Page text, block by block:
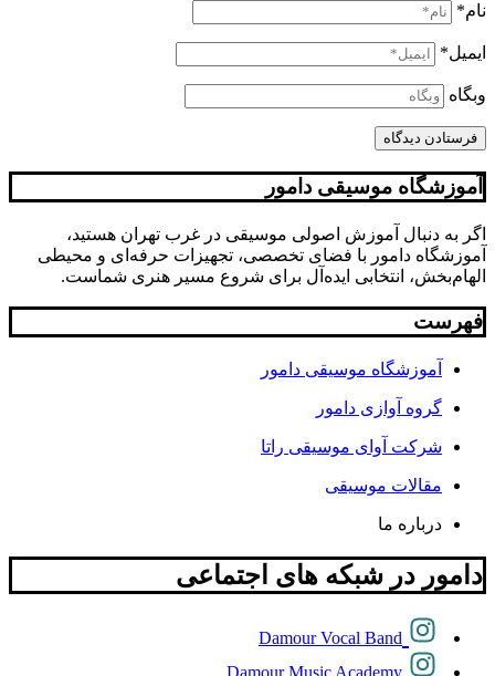
نام*
ایمیل*
وبگاه
آموزشگاه موسیقی دامور
اگر به دنبال آموزش اصولی موسیقی در غرب تهران هستید،
آموزشگاه دامور با فضای تخصصی، تجهیزات حرفه‌ای و محیطی
الهام‌بخش، انتخابی ایده‌آل برای شروع مسیر هنری شماست.
فهرست
آموزشگاه موسیقی دامور
گروه آوازی دامور
شرکت آوای موسیقی راتا
مقالات موسیقی
درباره ما
دامور در شبکه های اجتماعی
Damour Vocal Band
Damour Music Academy